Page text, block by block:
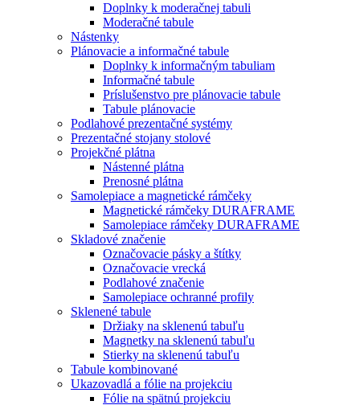
Doplnky k moderačnej tabuli
Moderačné tabule
Nástenky
Plánovacie a informačné tabule
Doplnky k informačným tabuliam
Informačné tabule
Príslušenstvo pre plánovacie tabule
Tabule plánovacie
Podlahové prezentačné systémy
Prezentačné stojany stolové
Projekčné plátna
Nástenné plátna
Prenosné plátna
Samolepiace a magnetické rámčeky
Magnetické rámčeky DURAFRAME
Samolepiace rámčeky DURAFRAME
Skladové značenie
Označovacie pásky a štítky
Označovacie vrecká
Podlahové značenie
Samolepiace ochranné profily
Sklenené tabule
Držiaky na sklenenú tabuľu
Magnetky na sklenenú tabuľu
Stierky na sklenenú tabuľu
Tabule kombinované
Ukazovadlá a fólie na projekciu
Fólie na spätnú projekciu